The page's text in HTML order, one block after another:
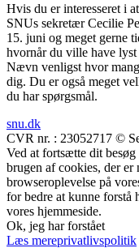
Hvis du er interesseret i
SNUs sekretær Cecilie
15. juni og meget gerne
hvornår du ville have
Nævn venligst hvor
dig. Du er også meget
du har spørgsmål.
snu.dk
CVR nr. : 23052717 ©
Ved at fortsætte dit besøg
brugen af cookies, der
browseroplevelse på
for bedre at kunne forstå
vores hjemmeside.
Ok, jeg har forstået
Læs mereprivatlivspolitik